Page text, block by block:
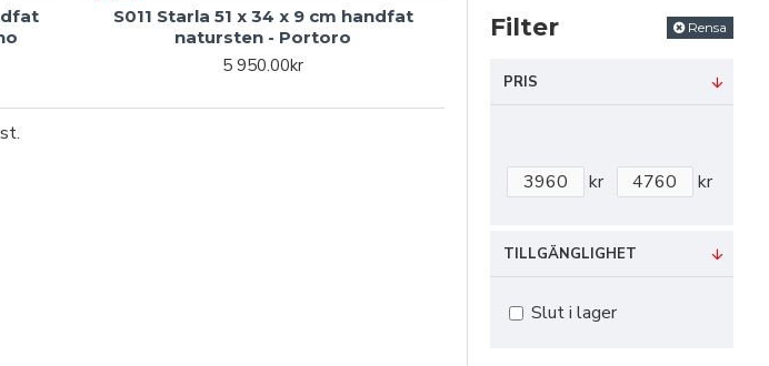
S011 Starla 51 x 34 x 9 cm handfat
natursten - Portoro
5 950.00kr
Filter Rensa
PRIS
kr kr
TILLGÄNGLIGHET
Slut i lager